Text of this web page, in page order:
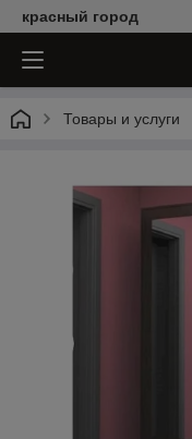
красный город
Товары и услуги